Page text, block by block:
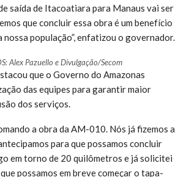
saída de Itacoatiara para Manaus vai ser
que concluir essa obra é um benefício
nossa população”, enfatizou o governador.
Alex Pazuello e Divulgação/Secom
que o Governo do Amazonas
das equipes para garantir maior
dos serviços.
a obra da AM-010. Nós já fizemos a
para que possamos concluir
em torno de 20 quilômetros e já solicitei
possamos em breve começar o tapa-